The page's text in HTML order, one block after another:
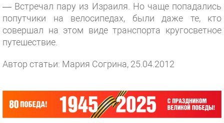
— Встречал пару из Израиля. Но чаще попадались
попутчики на велосипедах, были даже те, кто
совершал на этом виде транспорта кругосветное
путешествие.
Автор статьи: Мария Согрина, 25.04.2012